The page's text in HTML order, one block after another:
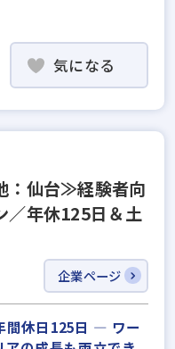
気になる
：仙台≫経験者向
／年休125日＆土
企業ページ
休日125日 ― ワー